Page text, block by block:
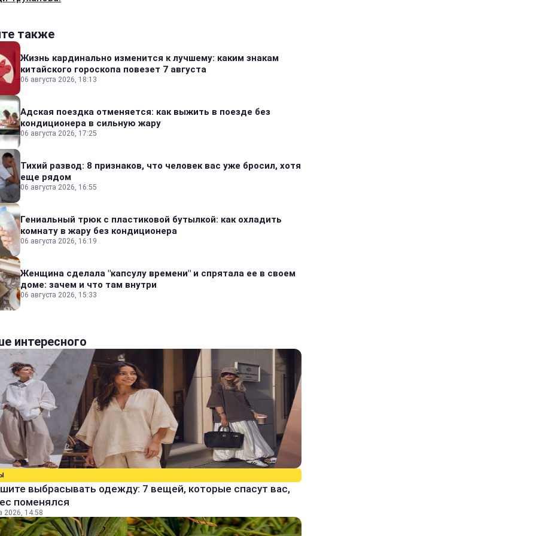
также
Жизнь кардинально изменится к лучшему: каким знакам
китайского гороскопа повезет 7 августа
06 августа 2026, 18:13
Адская поездка отменяется: как выжить в поезде без
кондиционера в сильную жару
06 августа 2026, 17:25
Тихий развод: 8 признаков, что человек вас уже бросил, хотя
еще рядом
06 августа 2026, 16:55
Гениальный трюк с пластиковой бутылкой: как охладить
комнату в жару без кондиционера
06 августа 2026, 16:19
Женщина сделала "капсулу времени" и спрятала ее в своем
доме: зачем и что там внутри
06 августа 2026, 15:33
интересного
выбрасывать одежду: 7 вещей, которые спасут вас,
поменялся
2026, 14:58